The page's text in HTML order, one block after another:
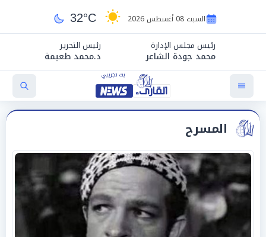
السبت 08 أغسطس 2026 32°C
رئيس مجلس الإدارة
محمد جودة الشاعر
رئيس التحرير
د.محمد طعيمة
المسرح